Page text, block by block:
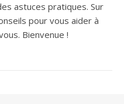
astuces pratiques. Sur
pour vous aider à
Bienvenue !